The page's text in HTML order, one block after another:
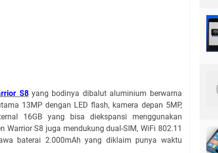
S8yang bodinya dibalut aluminium berwarna
13MP dengan LED flash, kamera depan 5MP,
16GB yang bisa diekspansi menggunakan
Warrior S8 juga mendukung dual-SIM, WiFi 802.11
baterai 2.000mAh yang diklaim punya waktu